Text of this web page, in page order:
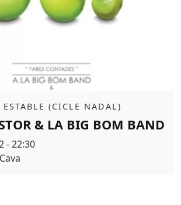
(CICLE NADAL)
& LA BIG BOM BAND
- 22:30